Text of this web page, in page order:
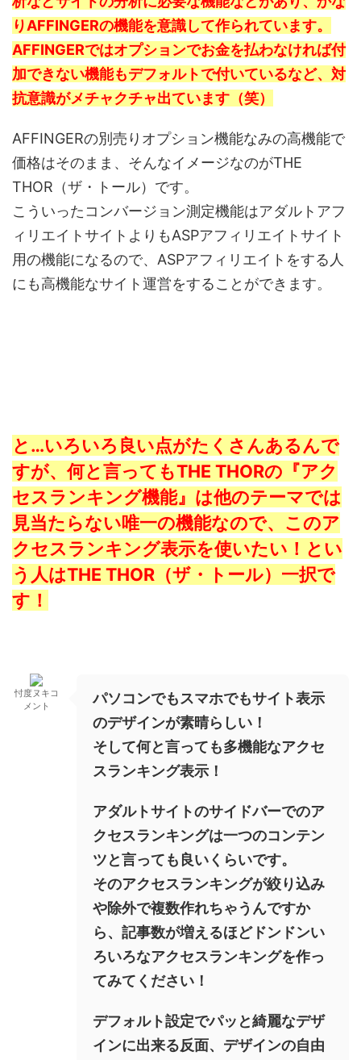
りAFFINGERの機能を意識して作られています。
AFFINGERではオプションでお金を払わなければ付
加できない機能もデフォルトで付いているなど、対
抗意識がメチャクチャ出ています（笑）
AFFINGERの別売りオプション機能なみの高機能で
価格はそのまま、そんなイメージなのがTHE
THOR（ザ・トール）です。
こういったコンバージョン測定機能はアダルトアフ
ィリエイトサイトよりもASPアフィリエイトサイト
用の機能になるので、ASPアフィリエイトをする人
にも高機能なサイト運営をすることができます。
と…いろいろ良い点がたくさんあるんで
すが、何と言ってもTHE THORの『アク
セスランキング機能』は他のテーマでは
見当たらない唯一の機能なので、このア
クセスランキング表示を使いたい！とい
う人はTHE THOR（ザ・トール）一択で
す！
忖度ヌキコ
メント
パソコンでもスマホでもサイト表示
のデザインが素晴らしい！
そして何と言っても多機能なアクセ
スランキング表示！
アダルトサイトのサイドバーでのア
クセスランキングは一つのコンテン
ツと言っても良いくらいです。
そのアクセスランキングが絞り込み
や除外で複数作れちゃうんですか
ら、記事数が増えるほどドンドンい
ろいろなアクセスランキングを作っ
てみてください！
デフォルト設定でパッと綺麗なデザ
インに出来る反面、デザインの自由